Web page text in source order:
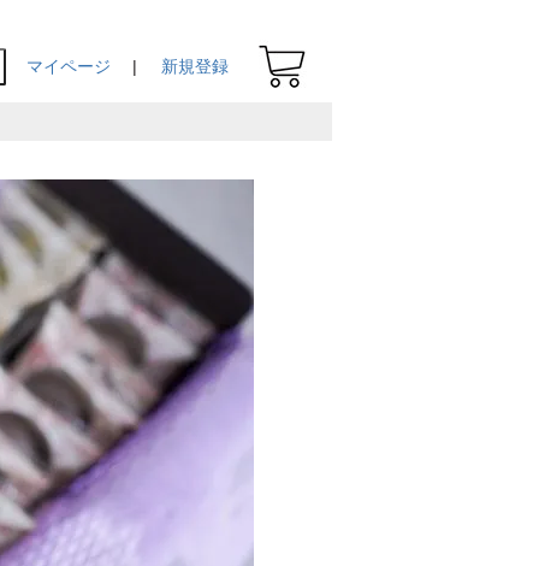
マイページ 新規登録